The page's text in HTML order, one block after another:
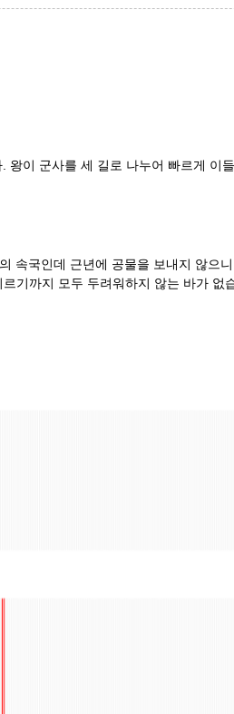
이 군사를 세 길로 나누어 빠르게 이
속국인데 근년에 공물을 보내지 않으
기까지 모두 두려워하지 않는 바가